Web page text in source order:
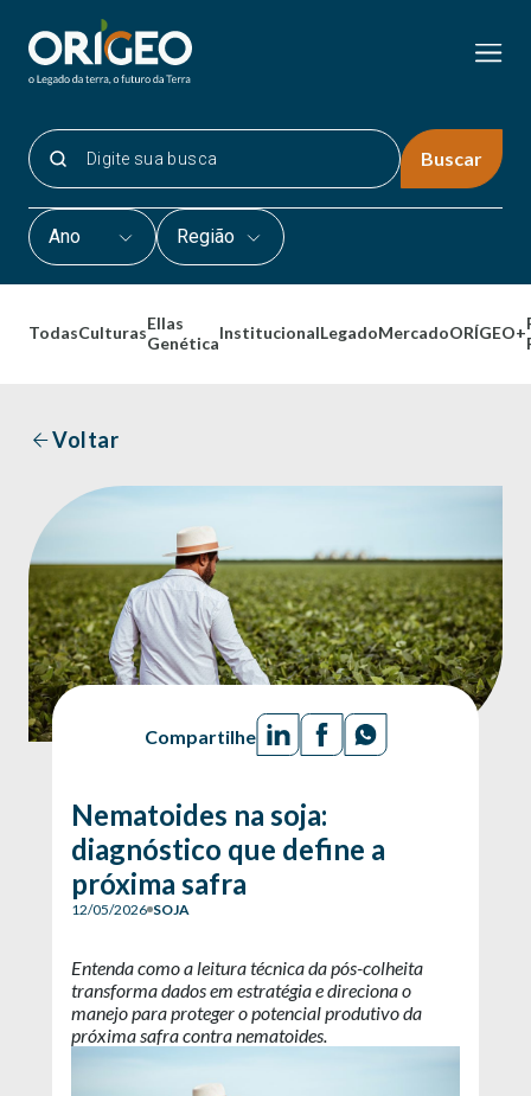
Buscar
Ano Região
TodasCulturasEllas
GenéticaInstitucionalLegadoMercadoORÍGEO+
Voltar
Compartilhe
Nematoides na soja:
diagnóstico que define a
próxima safra
12/05/2026 SOJA
Entenda como a leitura técnica da pós-colheita
transforma dados em estratégia e direciona o
manejo para proteger o potencial produtivo da
próxima safra contra nematoides.